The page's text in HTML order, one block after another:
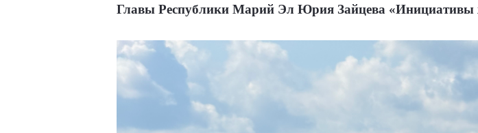
Главы Республики Марий Эл Юрия Зайцева «Инициативы